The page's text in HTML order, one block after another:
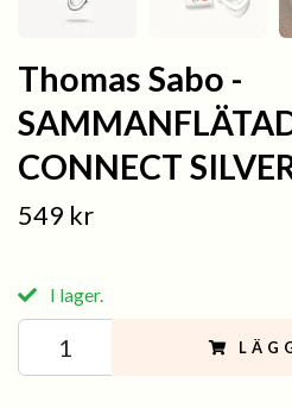
Thomas Sabo -
CONNECT
549 kr
I lager.